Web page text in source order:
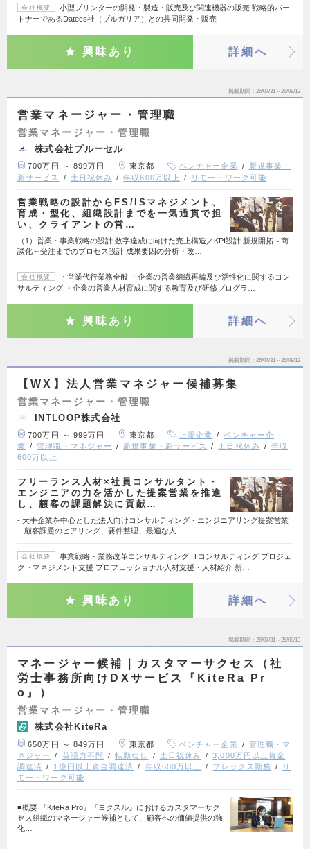
会社概要
小型プリンターの開発・製造・販売及び関連機器の販売 戦略的パー
トナーであるDatecs社（ブルガリア）との共同開発・販売
興味あり 詳細へ
掲載期間 26/07/31～26/08/13
営業マネージャー・管理職
営業マネージャー・管理職
株式会社プルーセル
700万円 ～ 899万円 東京都 ベンチャー企業
新規事業・
新サービス
土日祝休み 年収600万以上 リモートワーク可能
営業戦略の設計からFS/ISマネジメント、
育成・型化、組織設計までを一気通貫で担
い、クライアントの営…
（1）営業・事業戦略の設計 数字達成に向けた売上構造／KPI設計 新規開拓～商
談化～受注までのプロセス設計 成果要因の分析・改…
会社概要
・営業代行業務全般 ・企業の営業組織再編及び活性化に関するコン
サルティング ・企業の営業人材育成に関する教育及び研修プログラ…
興味あり 詳細へ
掲載期間 26/07/31～26/08/13
【WX】法人営業マネジャー候補募集
営業マネージャー・管理職
INTLOOP株式会社
700万円 ～ 999万円 東京都 上場企業
ベンチャー企
業
管理職・マネジャー 新規事業・新サービス 土日祝休み
年収
600万以上
フリーランス人材×社員コンサルタント・
エンジニアの力を活かした提案営業を推進
し、顧客の課題解決に貢献…
- 大手企業を中心とした法人向けコンサルティング・エンジニアリング提案営業
- 顧客課題のヒアリング、要件整理、最適な人…
会社概要
事業戦略・業務改革コンサルティング ITコンサルティング プロジェ
クトマネジメント支援 プロフェッショナル人材支援・人材紹介 新…
興味あり 詳細へ
掲載期間 26/07/31～26/08/13
マネージャー候補｜カスタマーサクセス（社
労士事務所向けDXサービス『KiteRa Pr
o』）
営業マネージャー・管理職
株式会社KiteRa
650万円 ～ 849万円 東京都 ベンチャー企業
管理職・マ
ネジャー
英語力不問 転勤なし 土日祝休み
3,000万円以上資金
調達済
1億円以上資金調達済 年収600万以上 フレックス勤務
リ
モートワーク可能
■概要 『KiteRa Pro』『ヨクスル』におけるカスタマーサク
セス組織のマネージャー候補として、顧客への価値提供の強
化…